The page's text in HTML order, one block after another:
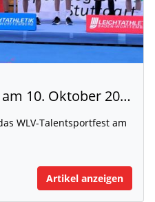
WLV-Talentsportfest am 10. Oktober 2026
WLV-Talentsportfest am
Artikel anzeigen